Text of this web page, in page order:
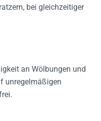
bei gleichzeitiger
an Wölbungen und
unregelmäßigen